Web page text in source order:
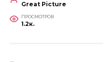
Great Picture
ПРОСМОТРОВ
1.2к.